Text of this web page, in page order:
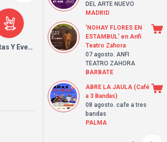
Y Eventos
DEL ARTE NUEVO
MADRID
'NOHAY FLORES EN
ESTAMBUL' en Anfi
Teatro Zahora
07 agosto. ANFI
TEATRO ZAHORA
BARBATE
ABRE LA JAULA (Café
a 3 Bandas)
08 agosto. cafe a tres
bandas
PALMA